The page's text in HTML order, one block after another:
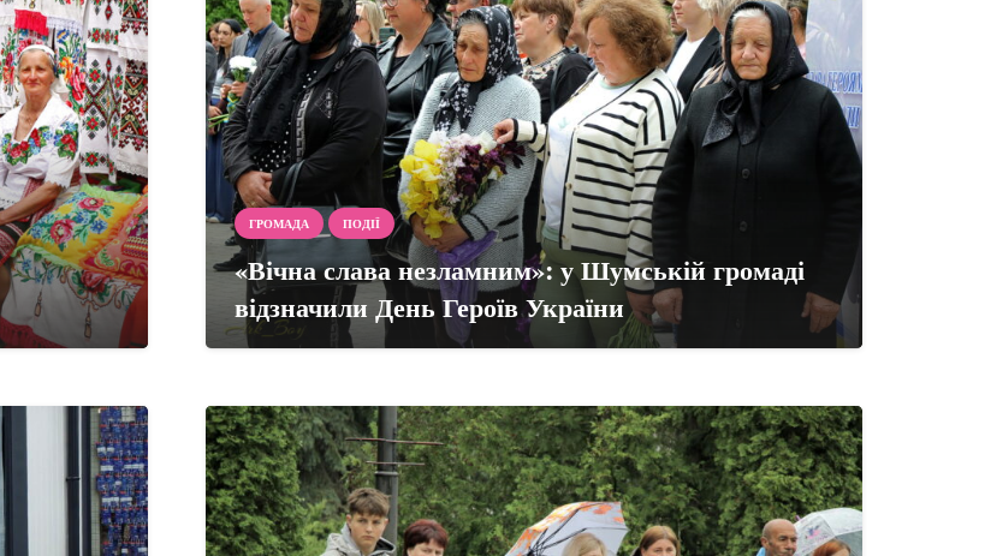
ГРОМАДА ПОДІЇ
«Вічна слава незламним»: у Шумській громаді
відзначили День Героїв України